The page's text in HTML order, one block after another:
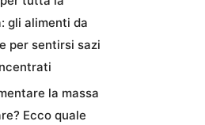
gli alimenti da
per sentirsi sazi
la massa
Ecco quale